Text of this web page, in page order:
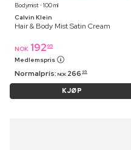
Bodymist ⋅ 100 ml
Calvin Klein
Hair & Body Mist Satin Cream
NOK 192 95
Medlemspris
Normalpris: NOK 266 95
KJØP